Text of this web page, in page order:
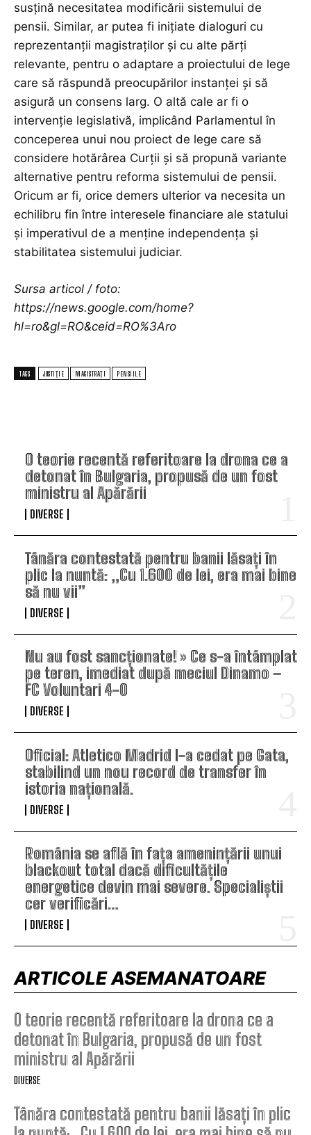
O teorie recentă referitoare la drona ce a
detonat în Bulgaria, propusă de un fost
ministru al Apărării
DIVERSE
Tânăra contestată pentru banii lăsați în
plic la nuntă: „Cu 1.600 de lei, era mai bine
să nu vii”
DIVERSE
Nu au fost sancționate! » Ce s-a întâmplat
pe teren, imediat după meciul Dinamo –
FC Voluntari 4-0
DIVERSE
Oficial: Atletico Madrid l-a cedat pe Gata,
stabilind un nou record de transfer în
istoria națională.
DIVERSE
România se află în fața amenințării unui
blackout total dacă dificultățile
energetice devin mai severe. Specialiștii
cer verificări…
DIVERSE
ARTICOLE ASEMANATOARE
O teorie recentă referitoare la drona ce a
detonat în Bulgaria, propusă de un fost
ministru al Apărării
DIVERSE
Tânăra contestată pentru banii lăsați în plic
susțină necesitatea modificării sistemului de
pensii. Similar, ar putea fi inițiate dialoguri cu
reprezentanții magistraților și cu alte părți
relevante, pentru o adaptare a proiectului de lege
care să răspundă preocupărilor instanței și să
asigură un consens larg. O altă cale ar fi o
intervenție legislativă, implicând Parlamentul în
conceperea unui nou proiect de lege care să
considere hotărârea Curții și să propună variante
alternative pentru reforma sistemului de pensii.
Oricum ar fi, orice demers ulterior va necesita un
echilibru fin între interesele financiare ale statului
și imperativul de a menține independența și
stabilitatea sistemului judiciar.
Sursa articol / foto:
https://news.google.com/home?
hl=ro&gl=RO&ceid=RO%3Aro
TAGS JUSTIȚIE MAGISTRAȚI PENSIILE